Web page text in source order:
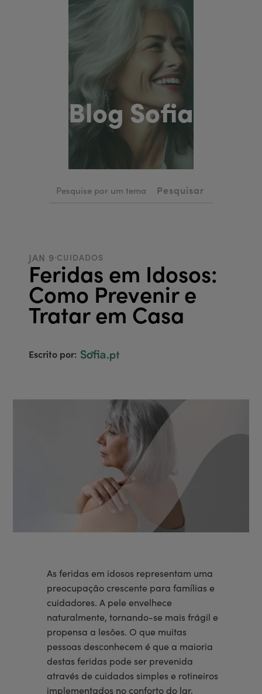
Blog Sofia
JAN 9.CUIDADOS
Feridas em Idosos:
Como Prevenir e
Tratar em Casa
Escrito por:
As feridas em idosos representam uma
preocupação crescente para famílias e
cuidadores. A pele envelhece
naturalmente, tornando-se mais frágil e
propensa a lesões. O que muitas
pessoas desconhecem é que a maioria
destas feridas pode ser prevenida
através de cuidados simples e rotineiros
implementados no conforto do lar.